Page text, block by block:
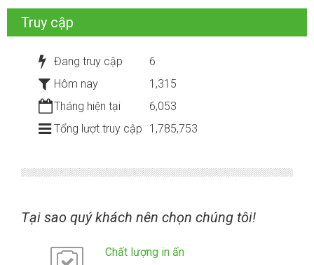
Truy cập
Đang truy cập
6
Hôm nay
1,315
Tháng hiện tại
6,053
Tổng lượt truy cập
1,785,753
Tại sao quý khách nên chọn chúng tôi!
Chất lượng in ấn